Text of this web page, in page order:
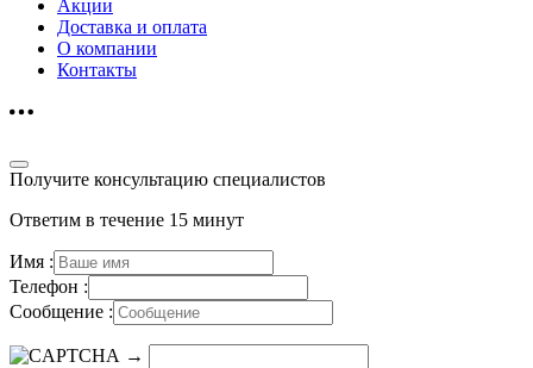
Акции
Доставка и оплата
О компании
Контакты
Получите консультацию специалистов
Ответим в течение 15 минут
Имя :
Телефон :
Сообщение :
→